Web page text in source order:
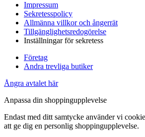
Impressum
Sekretesspolicy
Allmänna villkor och ångerrät
Tillgänglighetsredogörelse
Inställningar för sekretess
Företag
Andra trevliga butiker
Ångra avtalet här
Anpassa din shoppingupplevelse
Endast med ditt samtycke använder vi
att ge dig en personlig shoppingupplevelse.